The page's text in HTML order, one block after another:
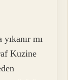
mı
Kuzine